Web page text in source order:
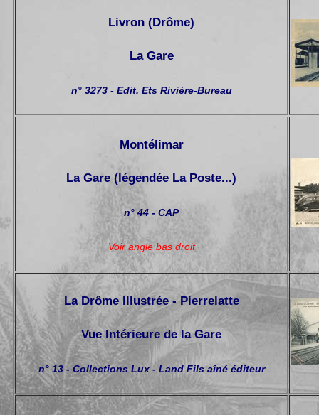
Livron (Drôme)
La Gare
n° 3273 - Edit. Ets Rivière-Bureau
Montélimar
La Gare (légendée La Poste...)
n° 44 - CAP
Voir angle bas droit
La Drôme Illustrée - Pierrelatte
Vue Intérieure de la Gare
n° 13 - Collections Lux - Land Fils aîné éditeur